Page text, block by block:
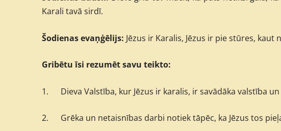
Karali tavā sirdī.
Šodienas evaņģēlijs: Jēzus ir Karalis, Jēzus ir pie stūres, kaut
Gribētu īsi rezumēt savu teikto:
1. Dieva Valstība, kur Jēzus ir karalis, ir savādāka valstība
2. Grēka un netaisnības darbi notiek tāpēc, ka Jēzus tos